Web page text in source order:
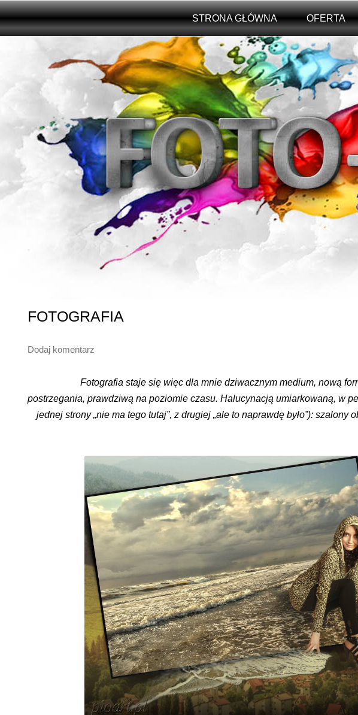
Przejdź do treści
STRONA GŁÓWNA OFERTA
FOTOGRAFIA
Dodaj komentarz
Fotografia staje się więc dla mnie dziwacznym medium, nową
postrzegania, prawdziwą na poziomie czasu. Halucynacją umiarkowaną, w
jednej strony „nie ma tego tutaj”, z drugiej „ale to naprawdę było”):